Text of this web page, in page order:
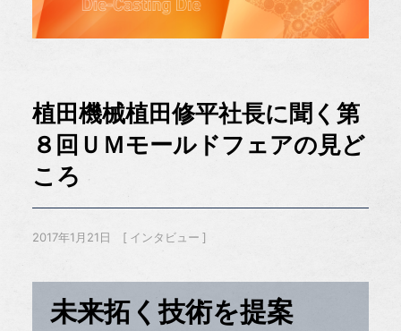
植田機械植田修平社長に聞く第
８回ＵＭモールドフェアの見ど
ころ
2017年1月21日 インタビュー
未来拓く技術を提案